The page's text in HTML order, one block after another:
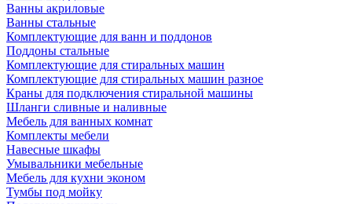
Ванны акриловые
Ванны стальные
Комплектующие для ванн и поддонов
Поддоны стальные
Комплектующие для стиральных машин
Комплектующие для стиральных машин разное
Краны для подключения стиральной машины
Шланги сливные и наливные
Мебель для ванных комнат
Комплекты мебели
Навесные шкафы
Умывальники мебельные
Мебель для кухни эконом
Тумбы под мойку